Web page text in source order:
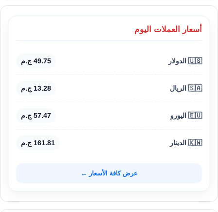
أسعار العملات اليوم
🇺🇸 الدولار 49.75 ج.م
🇸🇦 الريال 13.28 ج.م
🇪🇺 اليورو 57.47 ج.م
🇰🇼 الدينار 161.81 ج.م
عرض كافة الأسعار ←